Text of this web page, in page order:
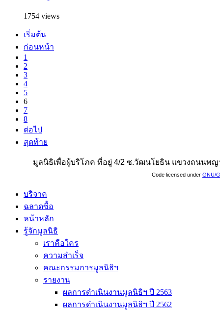
1754 views
เริ่มต้น
ก่อนหน้า
1
2
3
4
5
6
7
8
ต่อไป
สุดท้าย
มูลนิธิเพื่อผู้บริโภค ที่อยู่ 4/2 ซ.วัฒนโยธิน แขวงถนนพญา
Code licensed under GNU/
บริจาค
ฉลาดซื้อ
หน้าหลัก
รู้จักมูลนิธิ
เราคือใคร
ความสำเร็จ
คณะกรรมการมูลนิธิฯ
รายงาน
ผลการดำเนินงานมูลนิธิฯ ปี 2563
ผลการดำเนินงานมูลนิธิฯ ปี 2562